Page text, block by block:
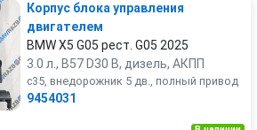
Корпус блока управления
двигателем
BMW X5 G05 рест. G05 2025
3.0 л., B57 D30 B, дизель, АКПП
c35, внедорожник 5 дв., полный привод
9454031